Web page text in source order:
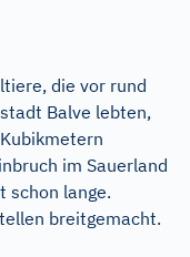
die vor rund
Balve lebten,
im Sauerland
schon lange.
breitgemacht.